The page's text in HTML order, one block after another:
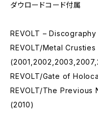
ダウロードコード付属
REVOLT – Discography
REVOLT/Metal
REVOLT/Gate of
REVOLT/The Previous
(2010)